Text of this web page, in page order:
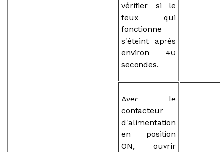
vérifier si le
feux qui
fonctionne
s'éteint après
environ 40
secondes.
Avec le
contacteur
d'alimentation
en position
ON, ouvrir